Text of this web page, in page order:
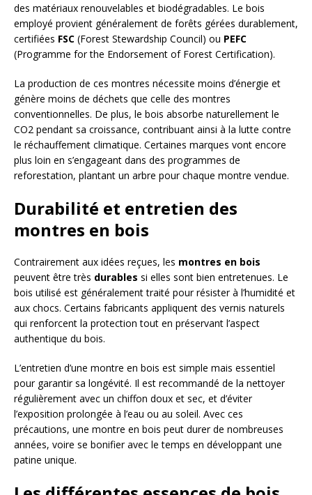
des matériaux renouvelables et biodégradables. Le bois
employé provient généralement de forêts gérées durablement,
certifiées FSC (Forest Stewardship Council) ou PEFC
(Programme for the Endorsement of Forest Certification).
La production de ces montres nécessite moins d’énergie et
génère moins de déchets que celle des montres
conventionnelles. De plus, le bois absorbe naturellement le
CO2 pendant sa croissance, contribuant ainsi à la lutte contre
le réchauffement climatique. Certaines marques vont encore
plus loin en s’engageant dans des programmes de
reforestation, plantant un arbre pour chaque montre vendue.
Durabilité et entretien des
montres en bois
Contrairement aux idées reçues, les montres en bois
peuvent être très durables si elles sont bien entretenues. Le
bois utilisé est généralement traité pour résister à l’humidité et
aux chocs. Certains fabricants appliquent des vernis naturels
qui renforcent la protection tout en préservant l’aspect
authentique du bois.
L’entretien d’une montre en bois est simple mais essentiel
pour garantir sa longévité. Il est recommandé de la nettoyer
régulièrement avec un chiffon doux et sec, et d’éviter
l’exposition prolongée à l’eau ou au soleil. Avec ces
précautions, une montre en bois peut durer de nombreuses
années, voire se bonifier avec le temps en développant une
patine unique.